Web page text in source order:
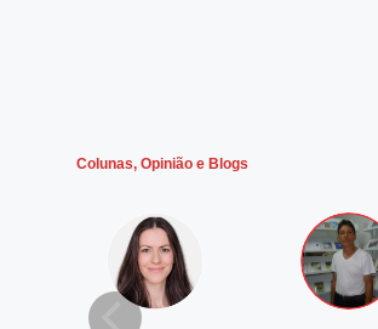
Colunas, Opinião e Blogs